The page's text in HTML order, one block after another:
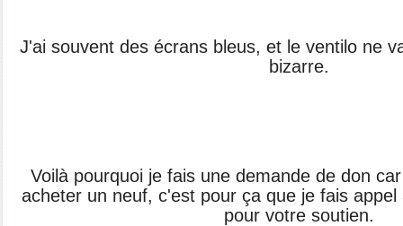
J'ai souvent des écrans bleus, et le ventilo ne
bizarre.
Voilà pourquoi je fais une demande de don
acheter un neuf, c'est pour ça que je fais
pour votre soutien.